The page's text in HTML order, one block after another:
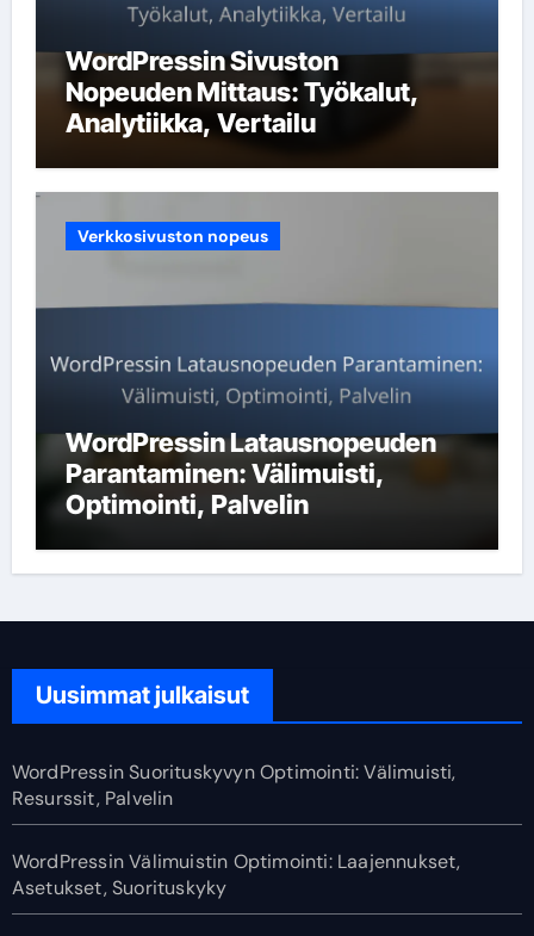
WordPressin Sivuston
Nopeuden Mittaus: Työkalut,
Analytiikka, Vertailu
Verkkosivuston nopeus
WordPressin Latausnopeuden
Parantaminen: Välimuisti,
Optimointi, Palvelin
Uusimmat julkaisut
WordPressin Suorituskyvyn Optimointi: Välimuisti,
Resurssit, Palvelin
WordPressin Välimuistin Optimointi: Laajennukset,
Asetukset, Suorituskyky